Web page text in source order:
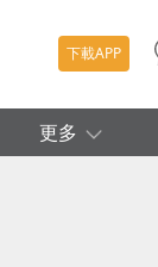
下載APP
更多